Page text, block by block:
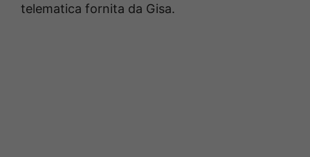
telematica fornita da Gisa.